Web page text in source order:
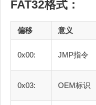
FAT32格式：
偏移 意
0x00: JMP
0x03: OEM